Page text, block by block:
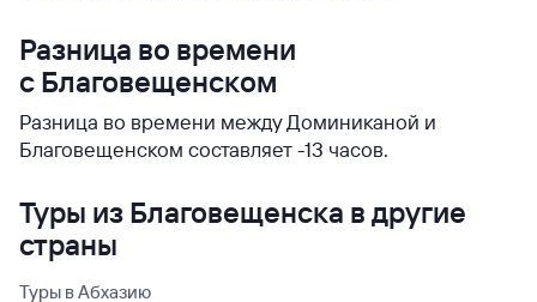
Разница во времени
с Благовещенском
Разница во времени между Доминиканой и
Благовещенском составляет -13 часов.
Туры из Благовещенска в другие
страны
Туры в Абхазию